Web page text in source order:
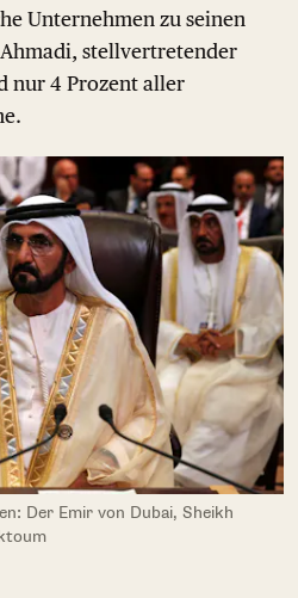
Unternehmen zu seinen
stellvertretender
nur 4 Prozent aller
Der Emir von Dubai, Sheikh